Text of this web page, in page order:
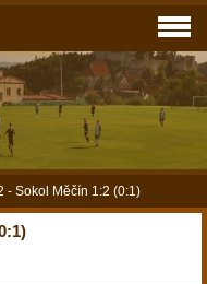
- Sokol Měčín 1:2 (0:1)